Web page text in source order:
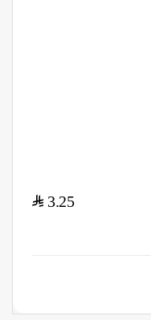
3.25
$